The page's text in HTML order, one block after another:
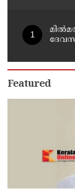
Featured